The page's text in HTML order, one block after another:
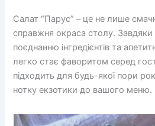
Салат “Парус” – це не лише
справжня окраса столу.
поєднанню інгредієнтів та
легко стає фаворитом серед
підходить для будь-якої пори
нотку екзотики до вашого меню.